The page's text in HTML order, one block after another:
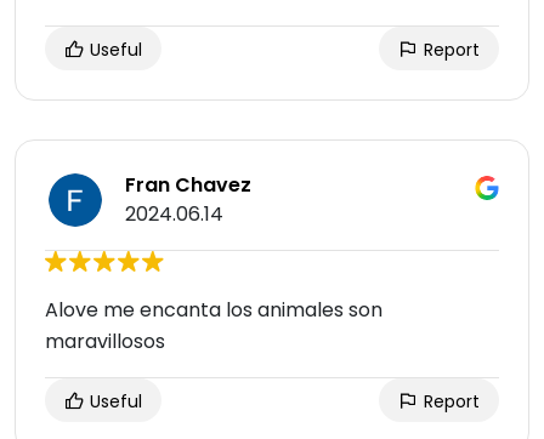
Useful Report
Fran Chavez
2024.06.14
Alove me encanta los animales son
maravillosos
Useful Report